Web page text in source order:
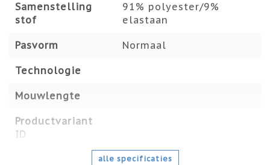
Samenstelling
stof
91% polyester/9%
elastaan
Pasvorm Normaal
Technologie
Mouwlengte
Productvariant
ID
alle specificaties